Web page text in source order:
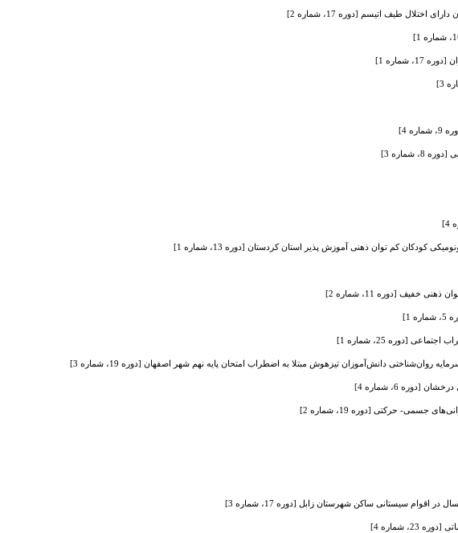
طیف اتیسم [دوره 17، شماره 2]
شماره 1]
4]
شماره 3]
کم توان ذهنی آموزش پذیر استان کردستان [دوره 13، شماره 1]
[دوره 11، شماره 2]
دانش‌آموزان تیزهوش مبتلا به اضطراب امتحان پایه نهم شهر اصفهان [دوره 19، شماره 3]
6، شماره 4]
جسمی- حرکتی [دوره 19، شماره 2]
شماره 4]